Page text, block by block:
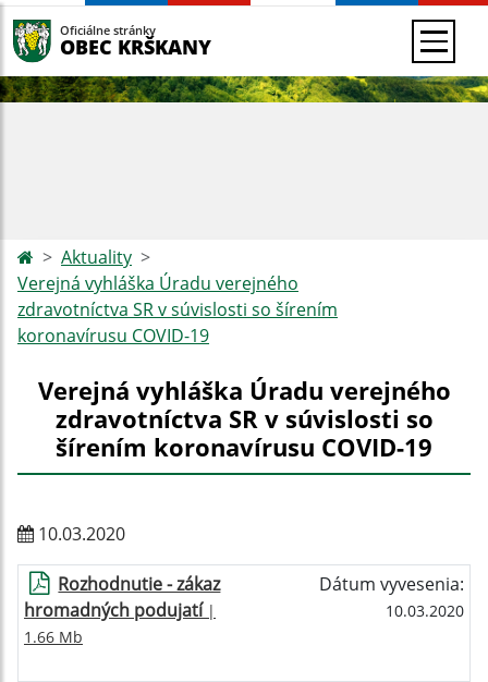
Oficiálne stránky
OBEC KRŠKANY
Aktuality
Verejná vyhláška Úradu verejného
zdravotníctva SR v súvislosti so šírením
koronavírusu COVID-19
Verejná vyhláška Úradu verejného
zdravotníctva SR v súvislosti so
šírením koronavírusu COVID-19
10.03.2020
Rozhodnutie - zákaz
hromadných podujatí|
1.66 Mb
Dátum vyvesenia:
10.03.2020